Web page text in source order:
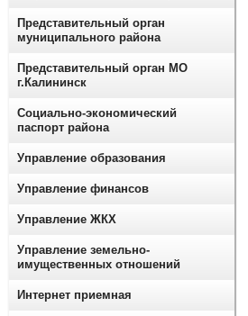
Представительный орган
муниципального района
Представительный орган МО
г.Калининск
Социально-экономический
паспорт района
Управление образования
Управление финансов
Управление ЖКХ
Управление земельно-
имущественных отношений
Интернет приемная